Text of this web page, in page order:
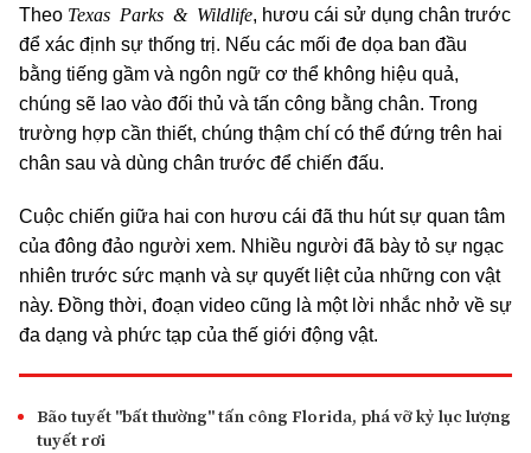
Theo Texas Parks & Wildlife, hươu cái sử dụng chân trước
để xác định sự thống trị. Nếu các mối đe dọa ban đầu
bằng tiếng gầm và ngôn ngữ cơ thể không hiệu quả,
chúng sẽ lao vào đối thủ và tấn công bằng chân. Trong
trường hợp cần thiết, chúng thậm chí có thể đứng trên hai
chân sau và dùng chân trước để chiến đấu.
Cuộc chiến giữa hai con hươu cái đã thu hút sự quan tâm
của đông đảo người xem. Nhiều người đã bày tỏ sự ngạc
nhiên trước sức mạnh và sự quyết liệt của những con vật
này. Đồng thời, đoạn video cũng là một lời nhắc nhở về sự
đa dạng và phức tạp của thế giới động vật.
Bão tuyết "bất thường" tấn công Florida, phá vỡ kỷ lục lượng
tuyết rơi